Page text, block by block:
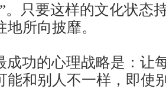
。只要这样的文化状态
地所向披靡。
功的心理战略是：让
能和别人不一样，即使